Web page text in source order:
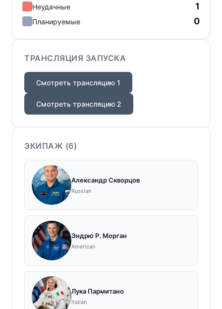
Неудачные 1
Планируемые 0
ТРАНСЛЯЦИЯ ЗАПУСКА
Смотреть трансляцию 1
Смотреть трансляцию 2
ЭКИПАЖ (6)
Александр Скворцов
Russian
Эндрю Р. Морган
American
Лука Пармитано
Italian